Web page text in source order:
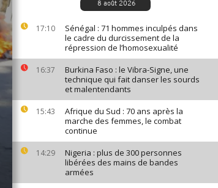
8 août 2026
17:10
Sénégal : 71 hommes inculpés dans
le cadre du durcissement de la
répression de l’homosexualité
16:37
Burkina Faso : le Vibra-Signe, une
technique qui fait danser les sourds
et malentendants
15:43
Afrique du Sud : 70 ans après la
marche des femmes, le combat
continue
14:29
Nigeria : plus de 300 personnes
libérées des mains de bandes
armées